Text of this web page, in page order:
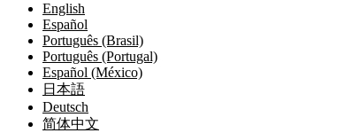
English
Español
Português (Brasil)
Português (Portugal)
Español (México)
日本語
Deutsch
简体中文